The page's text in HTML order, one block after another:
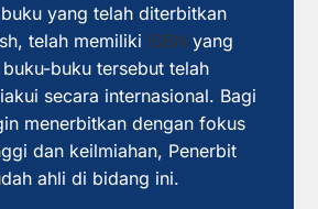
yang telah diterbitkan
telah memiliki ISBN yang
buku tersebut telah
secara internasional. Bagi
menerbitkan dengan fokus
dan keilmiahan, Penerbit
ahli di bidang ini.